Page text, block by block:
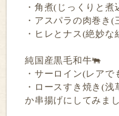
・角煮(じっくりと
・アスパラの肉巻き
・ヒレとナス(絶妙な
純国産黒毛和牛🐃
・サーロイン(レア
・ロースすき焼き(
か串揚げにしてみま